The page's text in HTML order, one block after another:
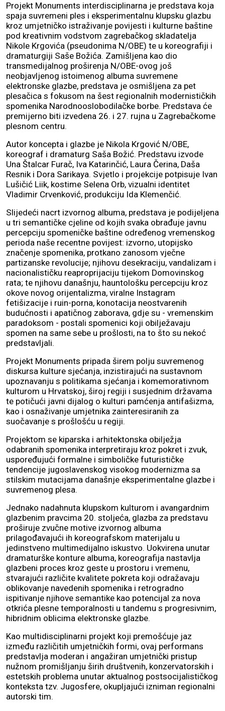
Projekt Monuments interdisciplinarna je predstava koja
spaja suvremeni ples i eksperimentalnu klupsku glazbu
kroz umjetničko istraživanje povijesti i kulturne baštine
pod kreativnim vodstvom zagrebačkog skladatelja
Nikole Krgovića (pseudonima N/OBE) te u koreografiji i
dramaturgiji Saše Božića. Zamišljena kao dio
transmedijalnog proširenja N/OBE-ovog još
neobjavljenog istoimenog albuma suvremene
elektronske glazbe, predstava je osmišljena za pet
plesačica s fokusom na šest regionalnih modernističkih
spomenika Narodnooslobodilačke borbe. Predstava će
premijerno biti izvedena 26. i 27. rujna u Zagrebačkome
plesnom centru.
Autor koncepta i glazbe je Nikola Krgović N/OBE,
koreograf i dramaturg Saša Božić. Predstavu izvode
Una Štalcar Furač, Iva Katarinčić, Laura Čerina, Daša
Resnik i Dora Sarikaya. Svjetlo i projekcije potpisuje Ivan
Lušičić Liik, kostime Selena Orb, vizualni identitet
Vladimir Crvenković, produkciju Ida Klemenčić.
Slijedeći nacrt izvornog albuma, predstava je podijeljena
u tri semantičke cjeline od kojih svaka obrađuje javnu
percepciju spomeničke baštine određenog vremenskog
perioda naše recentne povijest: izvorno, utopijsko
značenje spomenika, protkano zanosom vječne
partizanske revolucije; njihovu desekraciju, vandalizam i
nacionalističku reaproprijaciju tijekom Domovinskog
rata; te njihovu današnju, hauntološku percepciju kroz
okove novog orijentalizma, viralne Instagram
fetišizacije i ruin-porna, konotacija neostvarenih
budućnosti i apatičnog zaborava, gdje su - vremenskim
paradoksom - postali spomenici koji obilježavaju
spomen na same sebe u prošlosti, na to što su nekoć
predstavljali.
Projekt Monuments pripada širem polju suvremenog
diskursa kulture sjećanja, inzistirajući na sustavnom
upoznavanju s politikama sjećanja i komemorativnom
kulturom u Hrvatskoj, široj regiji i susjednim državama
te potičući javni dijalog o kulturi pamćenja antifašizma,
kao i osnaživanje umjetnika zainteresiranih za
suočavanje s prošlošću u regiji.
Projektom se kiparska i arhitektonska obilježja
odabranih spomenika interpretiraju kroz pokret i zvuk,
uspoređujući formalne i simboličke futurističke
tendencije jugoslavenskog visokog modernizma sa
stilskim mutacijama današnje eksperimentalne glazbe i
suvremenog plesa.
Jednako nadahnuta klupskom kulturom i avangardnim
glazbenim pravcima 20. stoljeća, glazba za predstavu
proširuje zvučne motive izvornog albuma
prilagođavajući ih koreografskom materijalu u
jedinstveno multimedijalno iskustvo. Uokvirena unutar
dramaturške konture albuma, koreografija nastavlja
glazbeni proces kroz geste u prostoru i vremenu,
stvarajući različite kvalitete pokreta koji odražavaju
oblikovanje navedenih spomenika i retrogradno
ispitivanje njihove semantike kao potencijal za nova
otkrića plesne temporalnosti u tandemu s progresivnim,
hibridnim oblicima elektronske glazbe.
Kao multidisciplinarni projekt koji premošćuje jaz
između različitih umjetničkih formi, ovaj performans
predstavlja moderan i angažiran umjetnički pristup
nužnom promišljanju širih društvenih, konzervatorskih i
estetskih problema unutar aktualnog postsocijalističkog
konteksta tzv. Jugosfere, okupljajući izniman regionalni
autorski tim.